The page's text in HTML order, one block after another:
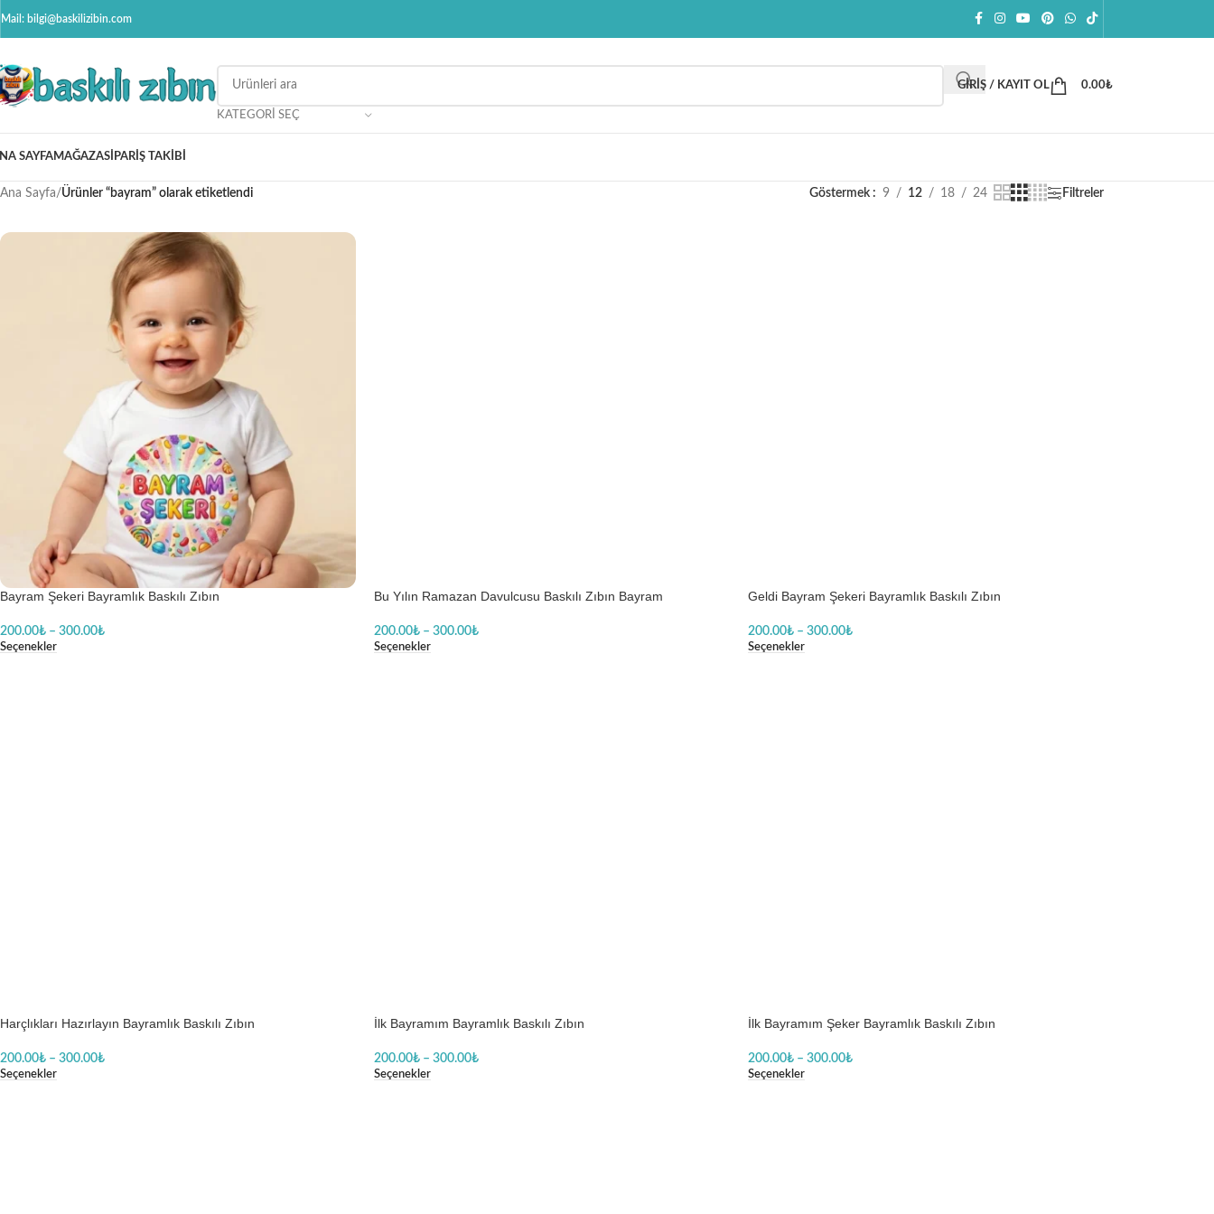
Mail: bilgi@baskilizibin.com
KATEGORI SEÇ
GIRIŞ / KAYIT OL 0.00₺
SAYFAMAĞAZASIPARIŞ TAKIBI
Ana Sayfa/Ürünler “bayram” olarak etiketlendi Göstermek 9 12 18 24 Filtreler
Bayram Şekeri Bayramlık Baskılı Zıbın
200.00₺ – 300.00₺
Seçenekler
Bu Yılın Ramazan Davulcusu Baskılı Zıbın Bayram
200.00₺ – 300.00₺
Seçenekler
Geldi Bayram Şekeri Bayramlık Baskılı Zıbın
200.00₺ – 300.00₺
Seçenekler
Harçlıkları Hazırlayın Bayramlık Baskılı Zıbın
200.00₺ – 300.00₺
Seçenekler
İlk Bayramım Bayramlık Baskılı Zıbın
200.00₺ – 300.00₺
Seçenekler
İlk Bayramım Şeker Bayramlık Baskılı Zıbın
200.00₺ – 300.00₺
Seçenekler